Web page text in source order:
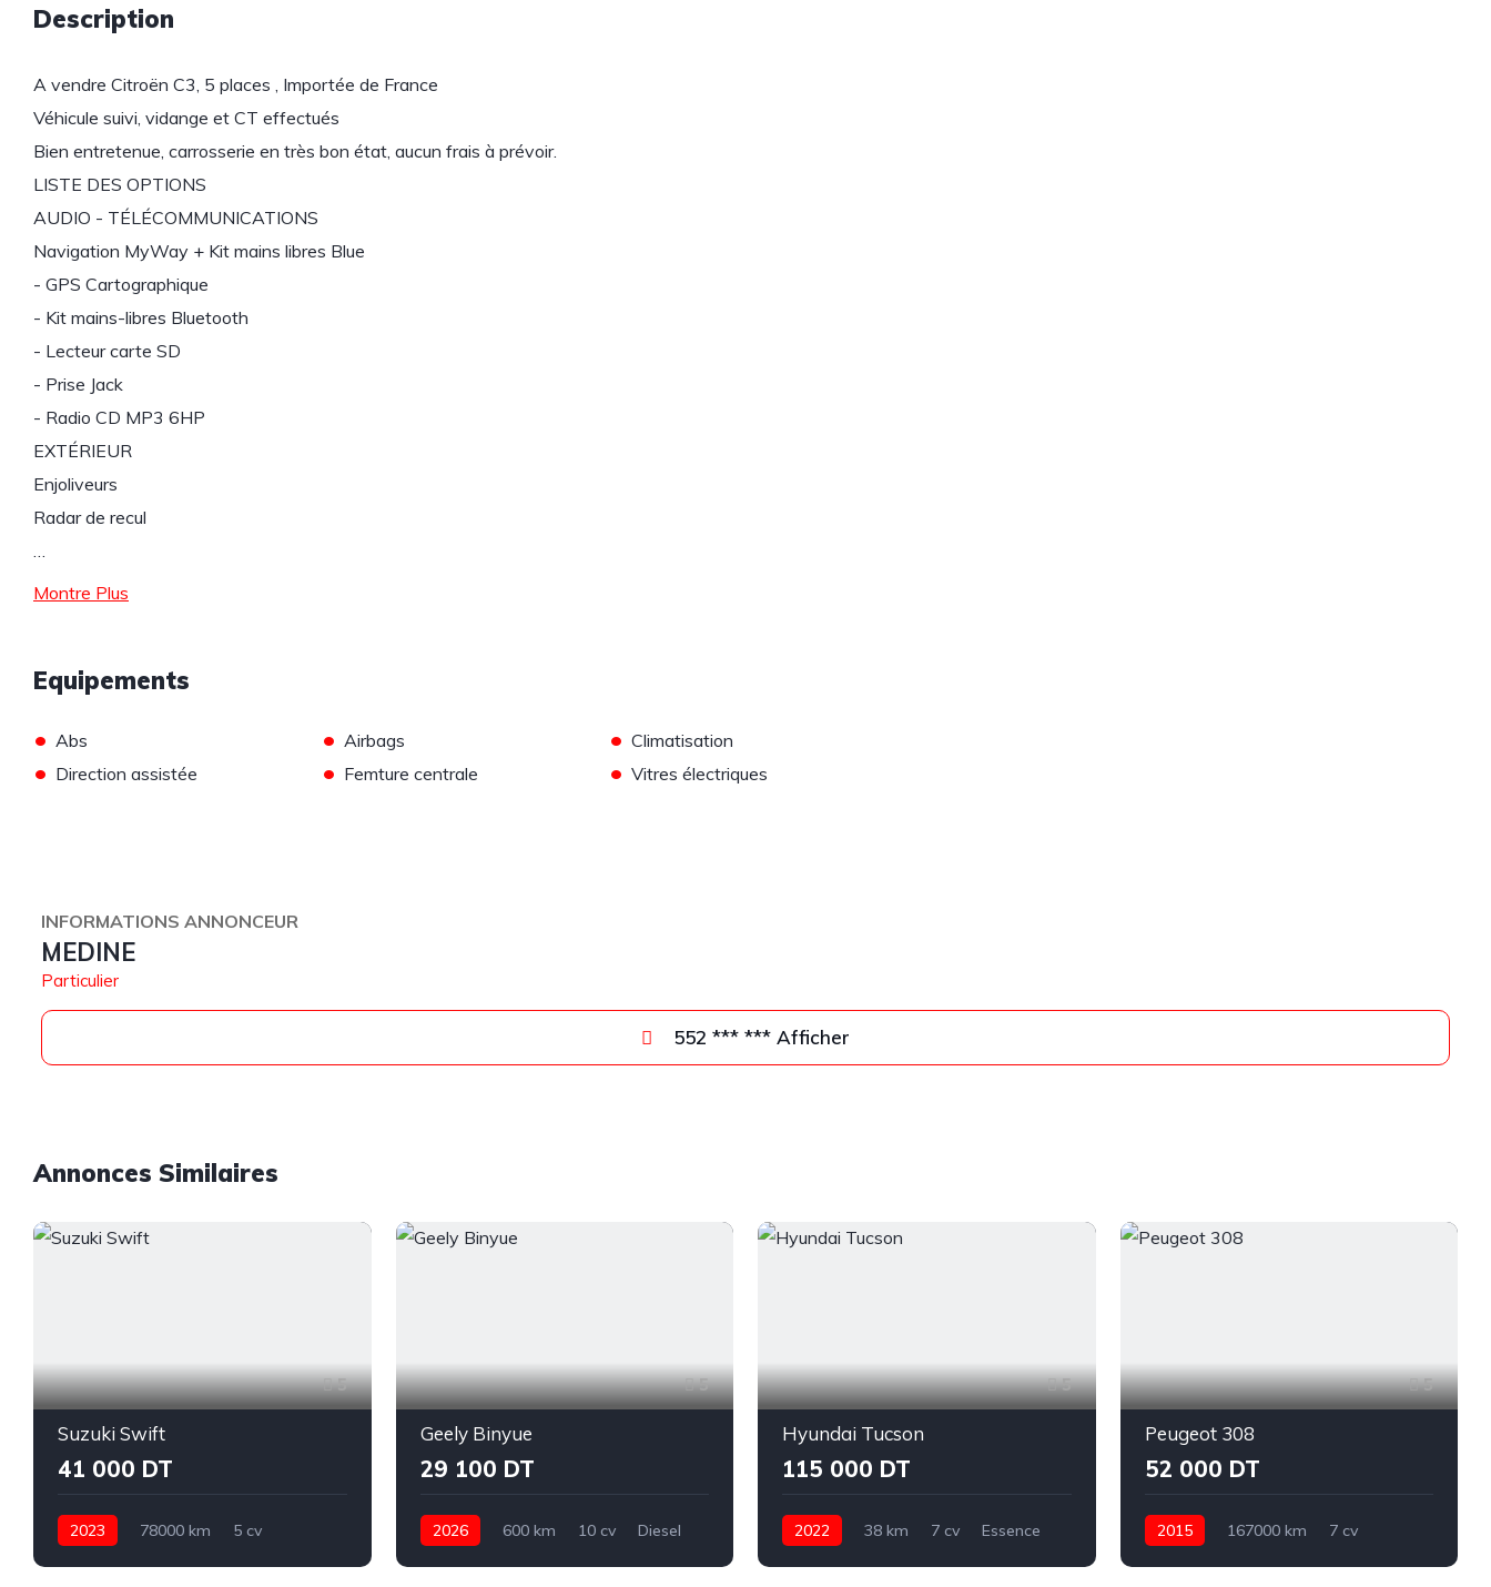
Description
A vendre Citroën C3, 5 places , Importée de France
Véhicule suivi, vidange et CT effectués
Bien entretenue, carrosserie en très bon état, aucun frais à prévoir.
LISTE DES OPTIONS
AUDIO - TÉLÉCOMMUNICATIONS
Navigation MyWay + Kit mains libres Blue
- GPS Cartographique
- Kit mains-libres Bluetooth
- Lecteur carte SD
- Prise Jack
- Radio CD MP3 6HP
EXTÉRIEUR
Enjoliveurs
Radar de recul
…
Montre Plus
Equipements
• Abs • Airbags • Climatisation
• Direction assistée • Femture centrale • Vitres électriques
INFORMATIONS ANNONCEUR
MEDINE
Particulier
552 *** *** Afficher
Annonces Similaires
5
Suzuki Swift
41 000 DT
2023 78000 km
5 cv
5
Geely Binyue
29 100 DT
2026 600 km 10 cv
Diesel
5
Hyundai Tucson
115 000 DT
2022 38 km 7 cv
Essence
5
Peugeot 308
52 000 DT
2015 167000 km
7 cv